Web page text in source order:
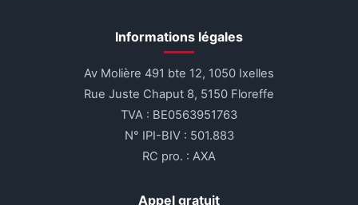
Informations légales
Av Molière 491 bte 12, 1050 Ixelles
Rue Juste Chaput 8, 5150 Floreffe
TVA : BE0563951763
N° IPI-BIV : 501.883
RC pro. : AXA
Appel gratuit